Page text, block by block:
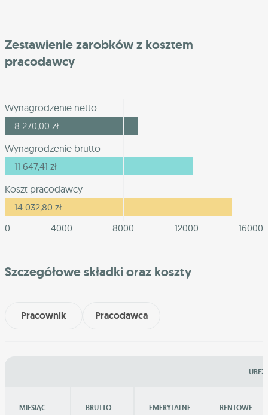
Zestawienie zarobków z kosztem
pracodawcy
Wynagrodzenie netto
8 270,00 zł
Wynagrodzenie brutto
11 647,41 zł
Koszt pracodawcy
14 032,80 zł
0
4000 8000 12000 16000
Szczegółowe składki oraz koszty
Pracownik Pracodawca
MIESIĄC BRUTTO EMERYTALNE RENTOWE